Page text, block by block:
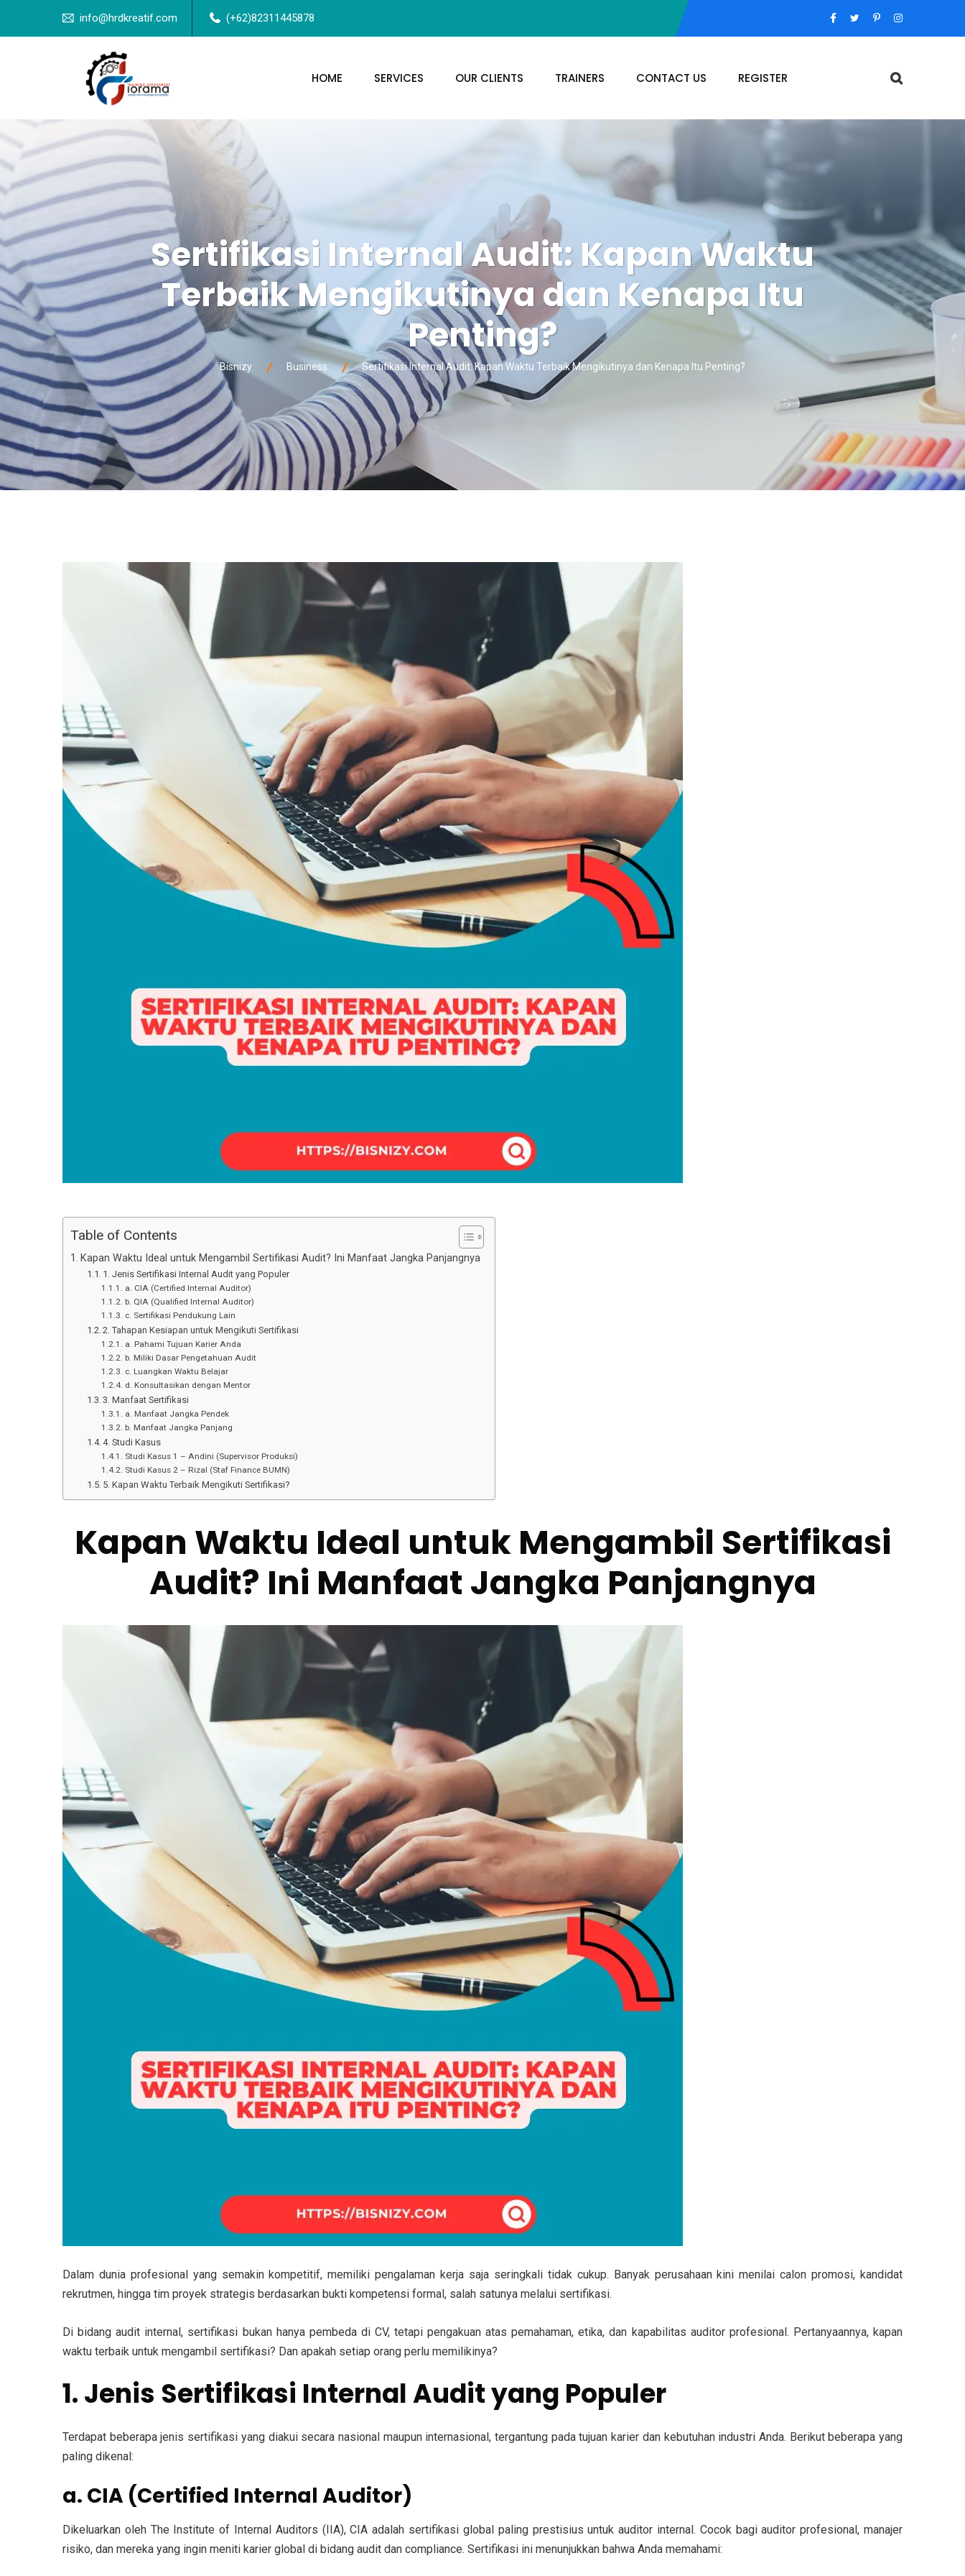
info@hrdkreatif.com (+62)82311445878
HOME SERVICES OUR CLIENTS TRAINERS CONTACT US REGISTER
Sertifikasi Internal Audit: Kapan Waktu
Terbaik Mengikutinya dan Kenapa Itu
Penting?
Bisnizy Business Sertifikasi Internal Audit: Kapan Waktu Terbaik Mengikutinya dan Kenapa Itu Penting?
Table of Contents
Kapan Waktu Ideal untuk Mengambil Sertifikasi Audit? Ini Manfaat Jangka Panjangnya
1. Jenis Sertifikasi Internal Audit yang Populer
a. CIA (Certified Internal Auditor)
b. QIA (Qualified Internal Auditor)
c. Sertifikasi Pendukung Lain
2. Tahapan Kesiapan untuk Mengikuti Sertifikasi
a. Pahami Tujuan Karier Anda
b. Miliki Dasar Pengetahuan Audit
c. Luangkan Waktu Belajar
d. Konsultasikan dengan Mentor
3. Manfaat Sertifikasi
a. Manfaat Jangka Pendek
b. Manfaat Jangka Panjang
4. Studi Kasus
Studi Kasus 1 – Andini (Supervisor Produksi)
Studi Kasus 2 – Rizal (Staf Finance BUMN)
5. Kapan Waktu Terbaik Mengikuti Sertifikasi?
Kapan Waktu Ideal untuk Mengambil Sertifikasi
Audit? Ini Manfaat Jangka Panjangnya
Dalam dunia profesional yang semakin kompetitif, memiliki pengalaman kerja saja seringkali tidak cukup. Banyak perusahaan kini menilai calon promosi, kandidat
rekrutmen, hingga tim proyek strategis berdasarkan bukti kompetensi formal, salah satunya melalui sertifikasi.
Di bidang audit internal, sertifikasi bukan hanya pembeda di CV, tetapi pengakuan atas pemahaman, etika, dan kapabilitas auditor profesional. Pertanyaannya, kapan
waktu terbaik untuk mengambil sertifikasi? Dan apakah setiap orang perlu memilikinya?
1. Jenis Sertifikasi Internal Audit yang Populer
Terdapat beberapa jenis sertifikasi yang diakui secara nasional maupun internasional, tergantung pada tujuan karier dan kebutuhan industri Anda. Berikut beberapa yang
paling dikenal:
a. CIA (Certified Internal Auditor)
Dikeluarkan oleh The Institute of Internal Auditors (IIA), CIA adalah sertifikasi global paling prestisius untuk auditor internal. Cocok bagi auditor profesional, manajer
risiko, dan mereka yang ingin meniti karier global di bidang audit dan compliance. Sertifikasi ini menunjukkan bahwa Anda memahami: